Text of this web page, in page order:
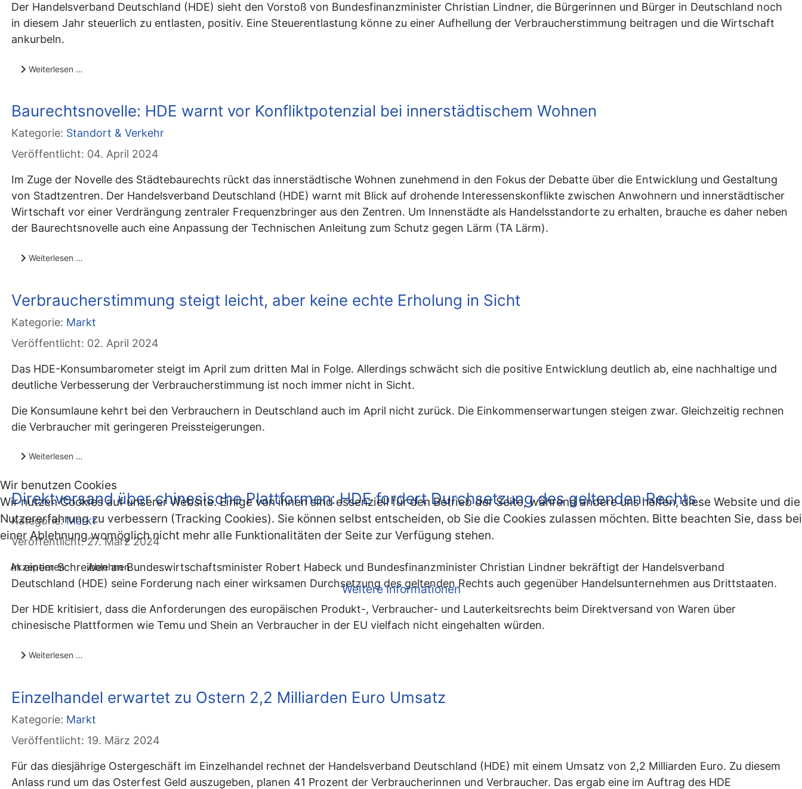
Der Handelsverband Deutschland (HDE) sieht den Vorstoß von Bundesfinanzminister Christian Lindner, die Bürgerinnen und Bürger in Deutschland noch
in diesem Jahr steuerlich zu entlasten, positiv. Eine Steuerentlastung könne zu einer Aufhellung der Verbraucherstimmung beitragen und die Wirtschaft
ankurbeln.
Weiterlesen …
Baurechtsnovelle: HDE warnt vor Konfliktpotenzial bei innerstädtischem Wohnen
Kategorie: Standort & Verkehr
Veröffentlicht: 04. April 2024
Im Zuge der Novelle des Städtebaurechts rückt das innerstädtische Wohnen zunehmend in den Fokus der Debatte über die Entwicklung und Gestaltung
von Stadtzentren. Der Handelsverband Deutschland (HDE) warnt mit Blick auf drohende Interessenskonflikte zwischen Anwohnern und innerstädtischer
Wirtschaft vor einer Verdrängung zentraler Frequenzbringer aus den Zentren. Um Innenstädte als Handelsstandorte zu erhalten, brauche es daher neben
der Baurechtsnovelle auch eine Anpassung der Technischen Anleitung zum Schutz gegen Lärm (TA Lärm).
Weiterlesen …
Verbraucherstimmung steigt leicht, aber keine echte Erholung in Sicht
Kategorie: Markt
Veröffentlicht: 02. April 2024
Das HDE-Konsumbarometer steigt im April zum dritten Mal in Folge. Allerdings schwächt sich die positive Entwicklung deutlich ab, eine nachhaltige und
deutliche Verbesserung der Verbraucherstimmung ist noch immer nicht in Sicht.
Die Konsumlaune kehrt bei den Verbrauchern in Deutschland auch im April nicht zurück. Die Einkommenserwartungen steigen zwar. Gleichzeitig rechnen
die Verbraucher mit geringeren Preissteigerungen.
Weiterlesen …
Direktversand über chinesische Plattformen: HDE fordert Durchsetzung des geltenden Rechts
Kategorie:Markt
Veröffentlicht: 27. März 2024
In einem Schreiben an Bundeswirtschaftsminister Robert Habeck und Bundesfinanzminister Christian Lindner bekräftigt der Handelsverband
Deutschland (HDE) seine Forderung nach einer wirksamen Durchsetzung des geltenden Rechts auch gegenüber Handelsunternehmen aus Drittstaaten.
Der HDE kritisiert, dass die Anforderungen des europäischen Produkt-, Verbraucher- und Lauterkeitsrechts beim Direktversand von Waren über
chinesische Plattformen wie Temu und Shein an Verbraucher in der EU vielfach nicht eingehalten würden.
Weiterlesen …
Einzelhandel erwartet zu Ostern 2,2 Milliarden Euro Umsatz
Kategorie: Markt
Veröffentlicht: 19. März 2024
Für das diesjährige Ostergeschäft im Einzelhandel rechnet der Handelsverband Deutschland (HDE) mit einem Umsatz von 2,2 Milliarden Euro. Zu diesem
Anlass rund um das Osterfest Geld auszugeben, planen 41 Prozent der Verbraucherinnen und Verbraucher. Das ergab eine im Auftrag des HDE
Wir benutzen Cookies
Wir nutzen Cookies auf unserer Website. Einige von ihnen sind essenziell für den Betrieb der Seite, während andere uns helfen, diese Website und die
Nutzererfahrung zu verbessern (Tracking Cookies). Sie können selbst entscheiden, ob Sie die Cookies zulassen möchten. Bitte beachten Sie, dass bei
einer Ablehnung womöglich nicht mehr alle Funktionalitäten der Seite zur Verfügung stehen.
Akzeptieren Ablehnen
Weitere Informationen